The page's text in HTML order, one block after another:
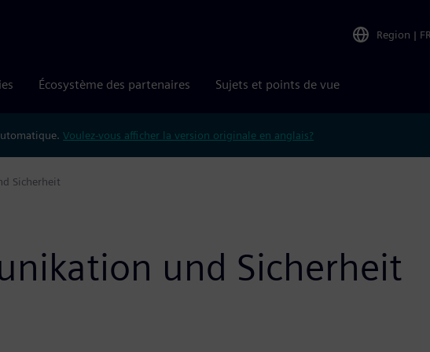
Region | FR
Écosystème des partenaires Sujets et points de vue
Voulez-vous afficher la version originale en anglais?
Sicherheit
und Sicherheit